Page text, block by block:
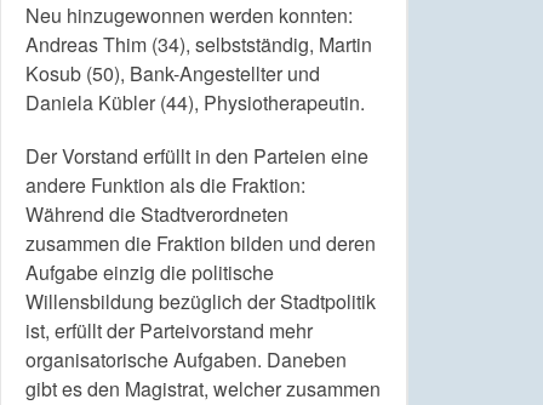
Neu hinzugewonnen werden konnten:
Andreas Thim (34), selbstständig, Martin
Kosub (50), Bank-Angestellter und
Daniela Kübler (44), Physiotherapeutin.
Der Vorstand erfüllt in den Parteien eine
andere Funktion als die Fraktion:
Während die Stadtverordneten
zusammen die Fraktion bilden und deren
Aufgabe einzig die politische
Willensbildung bezüglich der Stadtpolitik
ist, erfüllt der Parteivorstand mehr
organisatorische Aufgaben. Daneben
gibt es den Magistrat, welcher zusammen